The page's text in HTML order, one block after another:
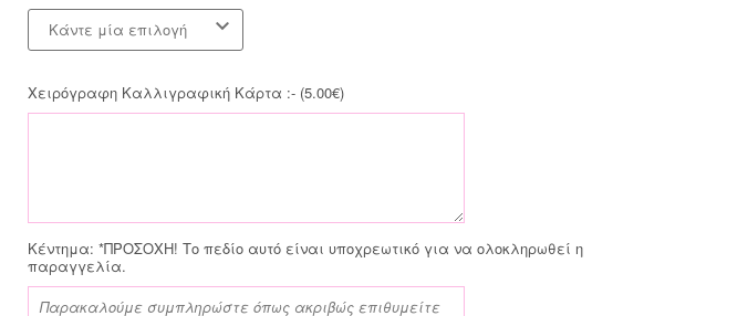
Κάντε μία επιλογή
Χειρόγραφη Καλλιγραφική Κάρτα :- (5.00€)
Κέντημα: *ΠΡΟΣΟΧΗ! Το πεδίο αυτό είναι υποχρεωτικό για να ολοκληρωθεί η
παραγγελία.